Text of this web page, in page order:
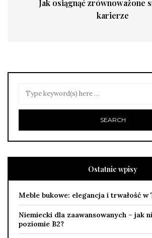
Jak osiągnąć zrównoważone
karierze
Ostatnie wpisy
Meble bukowe: elegancja i trwałość
Niemiecki dla zaawansowanych – jak
poziomie B2?